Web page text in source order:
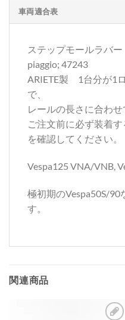
車両適合表
ステップモールラバー
piaggio; 47243
ARIETE製 1台分が1
で、
レールの長さに合わせ
ご注文前に必ず装着
を確認してください。
Vespa125 VNA/VNB,
極初期のVespa50S/90
す。
関連商品